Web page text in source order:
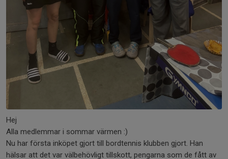
Hej
Alla medlemmar i sommar värmen :)
Nu har första inköpet gjort till bordtennis klubben gjort. Han
hälsar att det var välbehövligt tillskott, pengarna som de fått av